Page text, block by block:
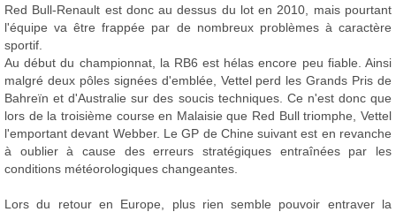
Red Bull-Renault est donc au dessus du lot en 2010, mais pourtant
l'équipe va être frappée par de nombreux problèmes à caractère
sportif.
Au début du championnat, la RB6 est hélas encore peu fiable. Ainsi
malgré deux pôles signées d'emblée, Vettel perd les Grands Pris de
Bahreïn et d'Australie sur des soucis techniques. Ce n'est donc que
lors de la troisième course en Malaisie que Red Bull triomphe, Vettel
l'emportant devant Webber. Le GP de Chine suivant est en revanche
à oublier à cause des erreurs stratégiques entraînées par les
conditions météorologiques changeantes.
Lors du retour en Europe, plus rien semble pouvoir entraver la